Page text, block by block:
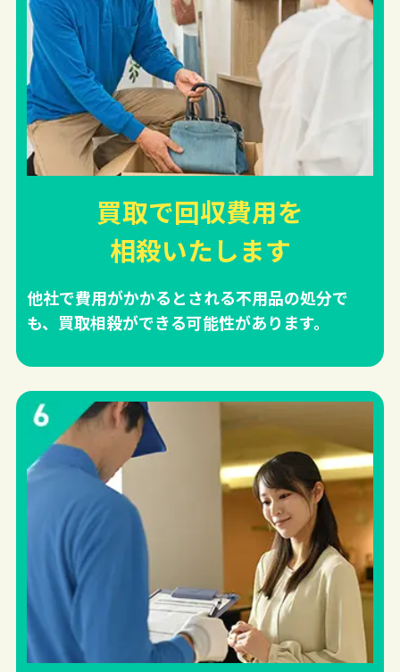
買取で回収費用を
相殺いたします
他社で費用がかかるとされる不用品の処分で
も、買取相殺ができる可能性があります。